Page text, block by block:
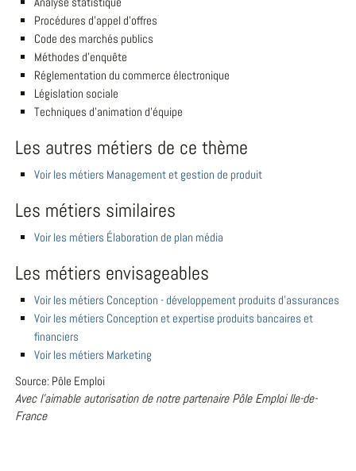
Procédures d'appel d'offres
Code des marchés publics
Méthodes d'enquête
Réglementation du commerce électronique
Législation sociale
Techniques d'animation d'équipe
Les autres métiers de ce thème
Voir les métiers Management et gestion de produit
Les métiers similaires
Voir les métiers Élaboration de plan média
Les métiers envisageables
Voir les métiers Conception - développement produits d'assurances
Voir les métiers Conception et expertise produits bancaires et
financiers
Voir les métiers Marketing
Source: Pôle Emploi
Avec l'aimable autorisation de notre partenaire Pôle Emploi Ile-de-
France